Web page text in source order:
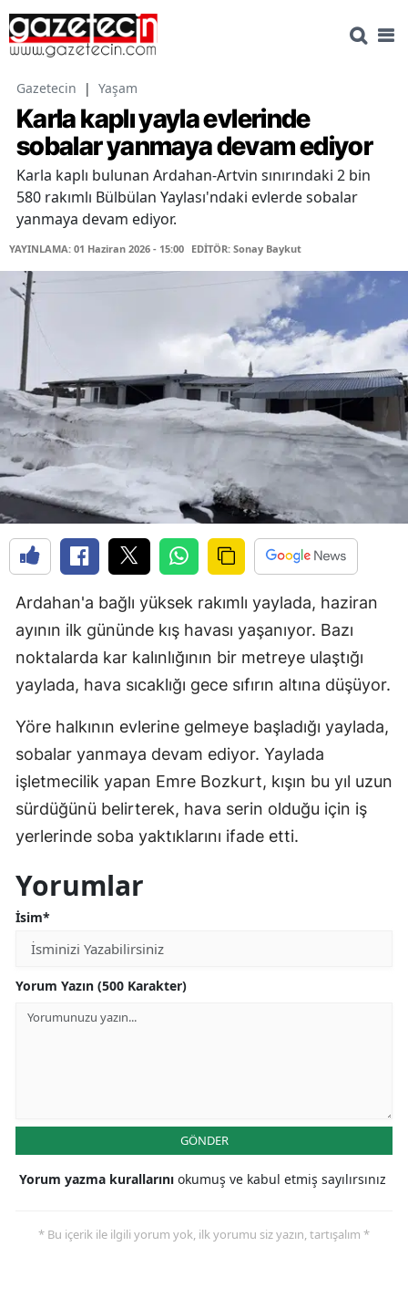
Gazetecin | Yaşam
Karla kaplı yayla evlerinde
sobalar yanmaya devam ediyor
Karla kaplı bulunan Ardahan-Artvin sınırındaki 2 bin
580 rakımlı Bülbülan Yaylası'ndaki evlerde sobalar
yanmaya devam ediyor.
YAYINLAMA: 01 Haziran 2026 - 15:00 EDİTÖR: Sonay Baykut
Ardahan'a bağlı yüksek rakımlı yaylada, haziran
ayının ilk gününde kış havası yaşanıyor. Bazı
noktalarda kar kalınlığının bir metreye ulaştığı
yaylada, hava sıcaklığı gece sıfırın altına düşüyor.
Yöre halkının evlerine gelmeye başladığı yaylada,
sobalar yanmaya devam ediyor. Yaylada
işletmecilik yapan Emre Bozkurt, kışın bu yıl uzun
sürdüğünü belirterek, hava serin olduğu için iş
yerlerinde soba yaktıklarını ifade etti.
Yorumlar
İsim*
Yorum Yazın (500 Karakter)
GÖNDER
Yorum yazma kurallarını okumuş ve kabul etmiş sayılırsınız
* Bu içerik ile ilgili yorum yok, ilk yorumu siz yazın, tartışalım *